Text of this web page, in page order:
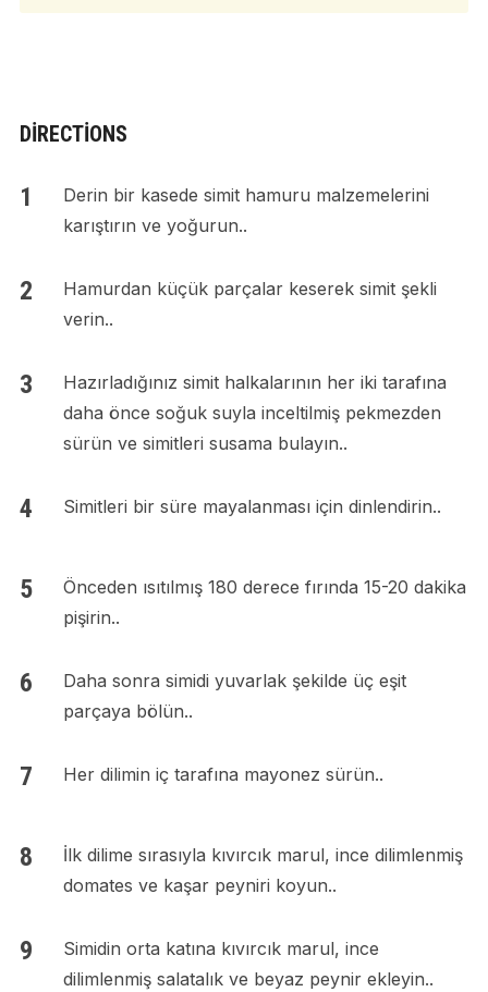
DIRECTIONS
Derin bir kasede simit hamuru malzemelerini
karıştırın ve yoğurun..
Hamurdan küçük parçalar keserek simit şekli
verin..
Hazırladığınız simit halkalarının her iki tarafına
daha önce soğuk suyla inceltilmiş pekmezden
sürün ve simitleri susama bulayın..
Simitleri bir süre mayalanması için dinlendirin..
Önceden ısıtılmış 180 derece fırında 15-20 dakika
pişirin..
Daha sonra simidi yuvarlak şekilde üç eşit
parçaya bölün..
Her dilimin iç tarafına mayonez sürün..
İlk dilime sırasıyla kıvırcık marul, ince dilimlenmiş
domates ve kaşar peyniri koyun..
Simidin orta katına kıvırcık marul, ince
dilimlenmiş salatalık ve beyaz peynir ekleyin..